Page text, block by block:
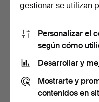
CLAESSON KOIVISTO
RUNE. Grupo modular, 3
gestionar se utilizan
Personalizar el
según cómo
Desarrollar y
Mostrarte y
contenidos en